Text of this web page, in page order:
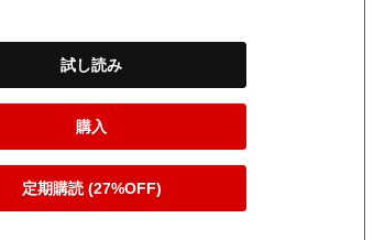
試し読み
購入
定期購読 (27%OFF)